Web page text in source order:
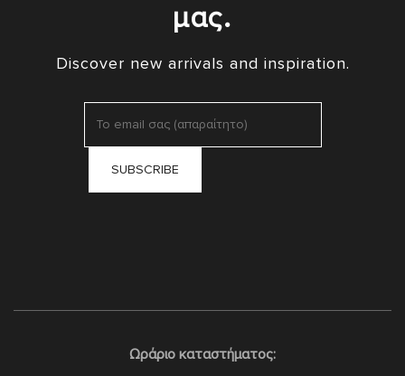
μας.
Discover new arrivals and inspiration.
Ωράριο καταστήματος: